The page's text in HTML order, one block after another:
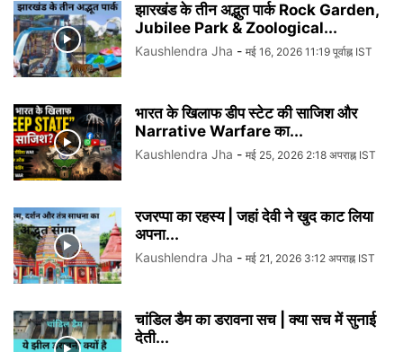
झारखंड के तीन अद्भुत पार्क Rock Garden,
Jubilee Park & Zoological...
Kaushlendra Jha - मई 16, 2026 11:19 पूर्वाह्न IST
भारत के खिलाफ डीप स्टेट की साजिश और
Narrative Warfare का...
Kaushlendra Jha - मई 25, 2026 2:18 अपराह्न IST
रजरप्पा का रहस्य | जहां देवी ने खुद काट लिया
अपना...
Kaushlendra Jha - मई 21, 2026 3:12 अपराह्न IST
चांडिल डैम का डरावना सच | क्या सच में सुनाई
देती...